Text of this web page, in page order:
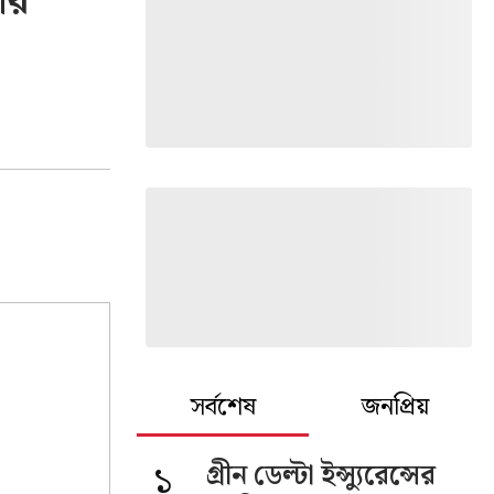
সর্বশেষ জনপ্রিয়
গ্রীন ডেল্টা ইন্স্যুরেন্সের